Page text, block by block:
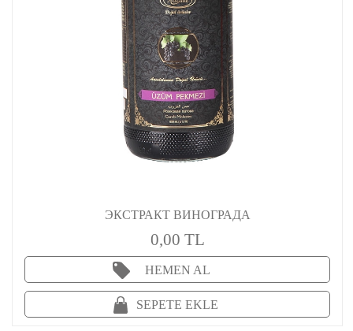
ЭКСТРАКТ ВИНОГРАДА
0,00 TL
HEMEN AL
SEPETE EKLE